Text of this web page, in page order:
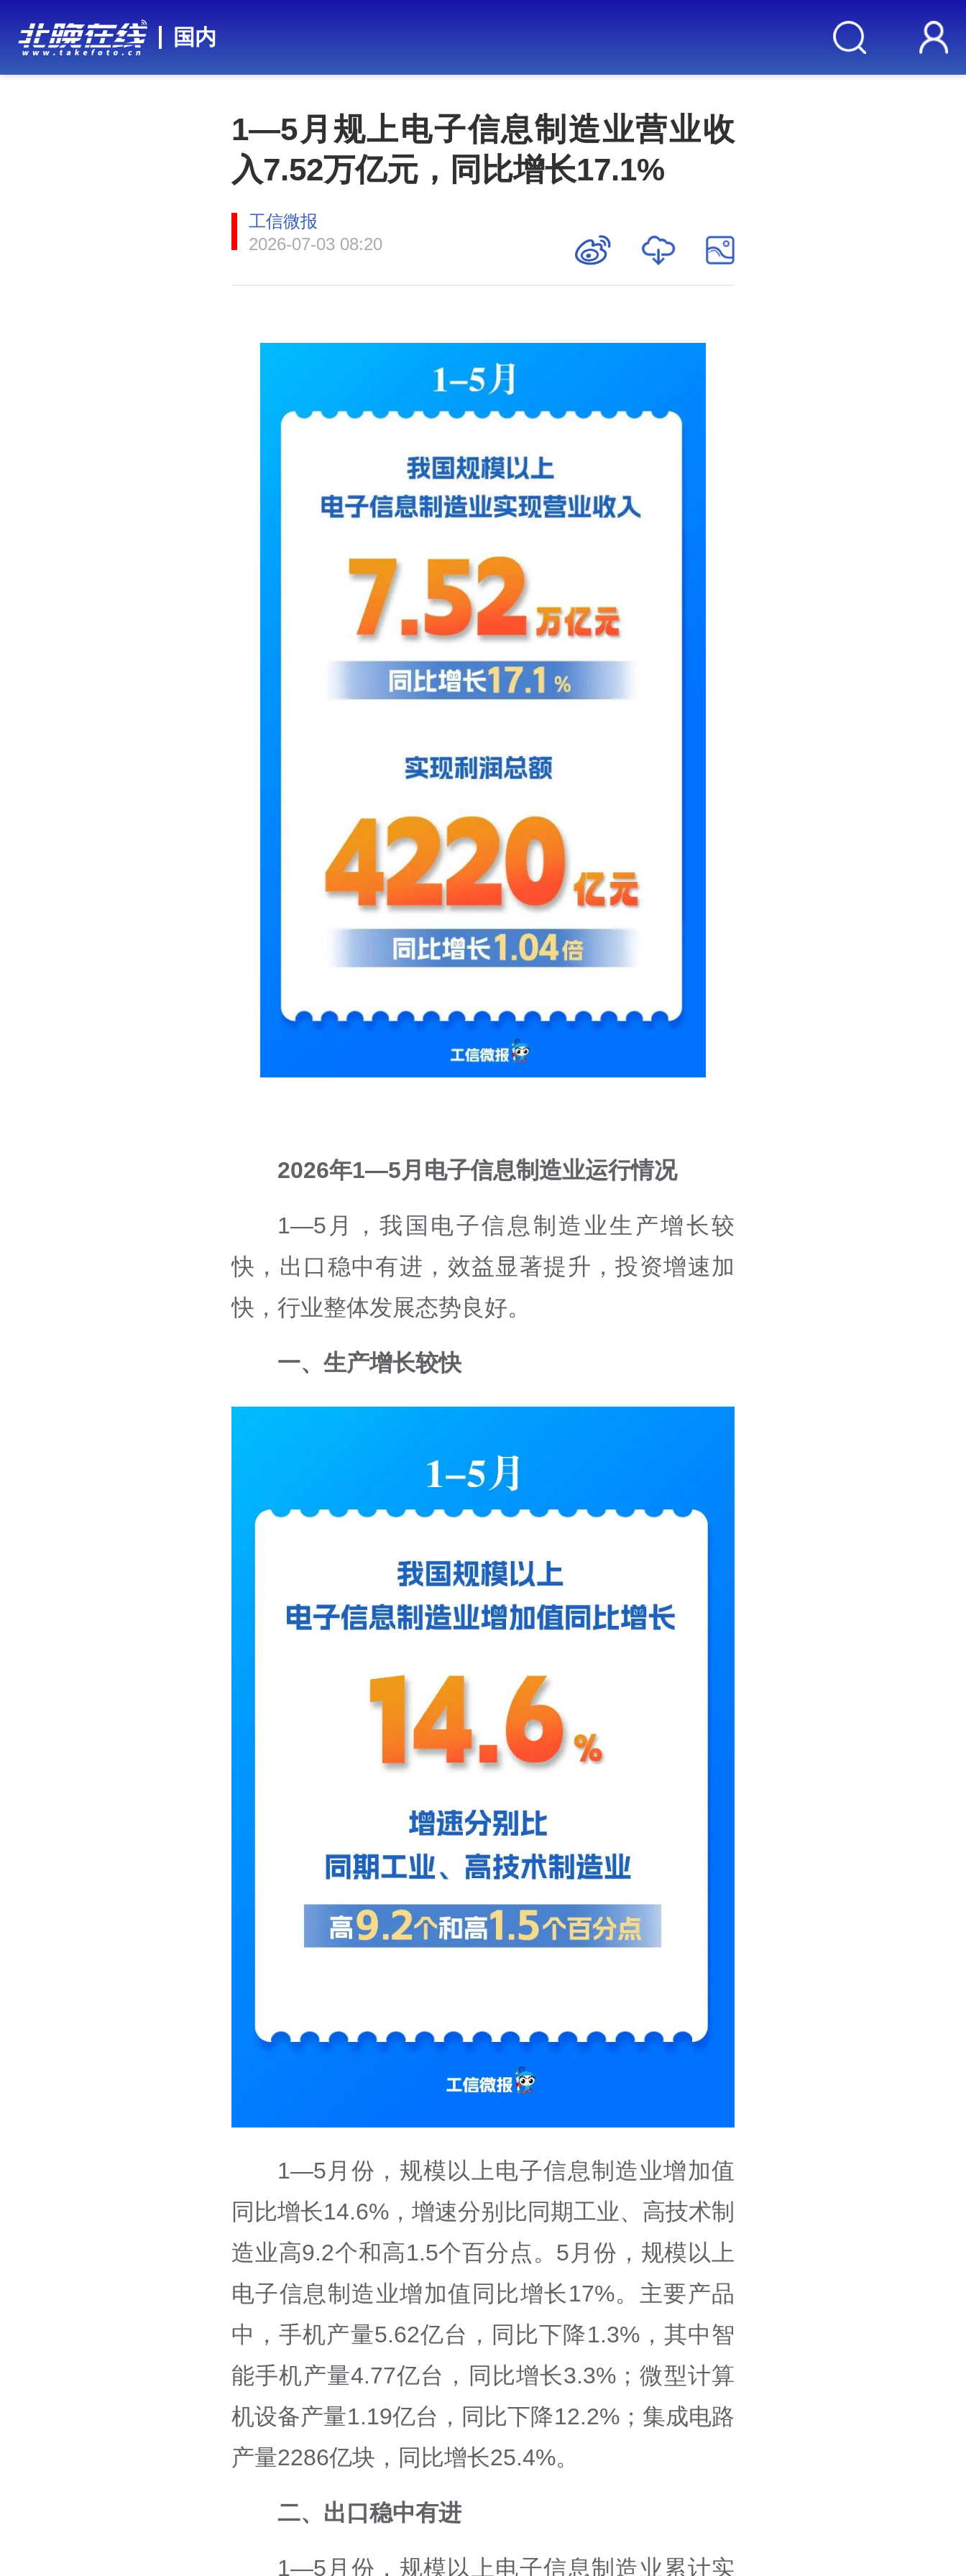
国内
1—5月规上电子信息制造业营业收
入7.52万亿元，同比增长17.1%
工信微报
2026-07-03 08:20
2026年1—5月电子信息制造业运行情况
1—5月，我国电子信息制造业生产增长较
快，出口稳中有进，效益显著提升，投资增速加
快，行业整体发展态势良好。
一、生产增长较快
1—5月份，规模以上电子信息制造业增加值
同比增长14.6%，增速分别比同期工业、高技术制
造业高9.2个和高1.5个百分点。5月份，规模以上
电子信息制造业增加值同比增长17%。主要产品
中，手机产量5.62亿台，同比下降1.3%，其中智
能手机产量4.77亿台，同比增长3.3%；微型计算
机设备产量1.19亿台，同比下降12.2%；集成电路
产量2286亿块，同比增长25.4%。
二、出口稳中有进
1—5月份，规模以上电子信息制造业累计实